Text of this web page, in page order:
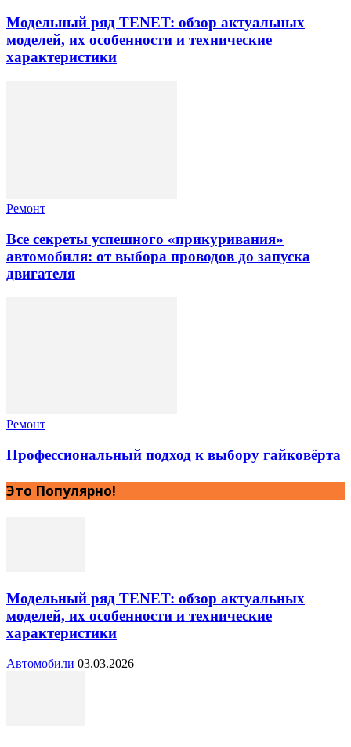
Модельный ряд TENET: обзор актуальных
моделей, их особенности и технические
характеристики
Ремонт
Все секреты успешного «прикуривания»
автомобиля: от выбора проводов до запуска
двигателя
Ремонт
Профессиональный подход к выбору гайковёрта
Это Популярно!
Модельный ряд TENET: обзор актуальных
моделей, их особенности и технические
характеристики
Автомобили 03.03.2026